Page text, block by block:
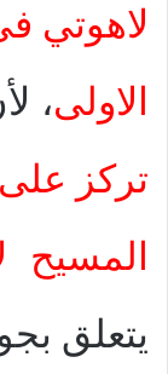
لاهوتي
الاولى،
تركز
المسيح
يتعلق